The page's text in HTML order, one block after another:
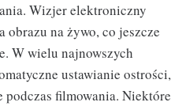
Wizjer elektroniczny
na żywo, co jeszcze
W wielu najnowszych
ustawianie ostrości,
filmowania. Niektóre